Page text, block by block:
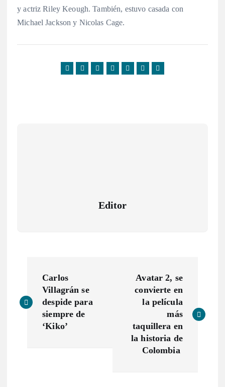
y actriz Riley Keough. También, estuvo casada con
Michael Jackson y Nicolas Cage.
Editor
a
Carlos
Villagrán se
despide para
siempre de
‘Kiko’
Avatar 2, se
convierte en
la película
más
taquillera en
la historia de
Colombia